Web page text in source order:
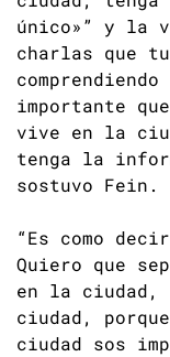
único»” y la
charlas que
importante
vive en la
tenga la
sostuvo Fein.
“Es como
Quiero que
en la ciudad,
ciudad,
ciudad sos